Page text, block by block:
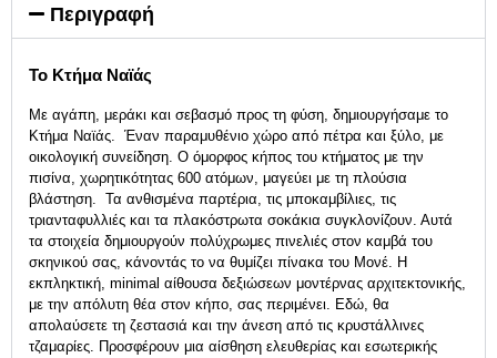
Περιγραφή
Το Κτήμα Ναϊάς
Με αγάπη, μεράκι και σεβασμό προς τη φύση, δημιουργήσαμε το
Κτήμα Ναϊάς. Έναν παραμυθένιο χώρο από πέτρα και ξύλο, με
οικολογική συνείδηση. Ο όμορφος κήπος του κτήματος με την
πισίνα, χωρητικότητας 600 ατόμων, μαγεύει με τη πλούσια
βλάστηση. Τα ανθισμένα παρτέρια, τις μποκαμβίλιες, τις
τριανταφυλλιές και τα πλακόστρωτα σοκάκια συγκλονίζουν. Αυτά
τα στοιχεία δημιουργούν πολύχρωμες πινελιές στον καμβά του
σκηνικού σας, κάνοντάς το να θυμίζει πίνακα του Μονέ. Η
εκπληκτική, minimal αίθουσα δεξιώσεων μοντέρνας αρχιτεκτονικής,
με την απόλυτη θέα στον κήπο, σας περιμένει. Εδώ, θα
απολαύσετε τη ζεστασιά και την άνεση από τις κρυστάλλινες
τζαμαρίες. Προσφέρουν μια αίσθηση ελευθερίας και εσωτερικής